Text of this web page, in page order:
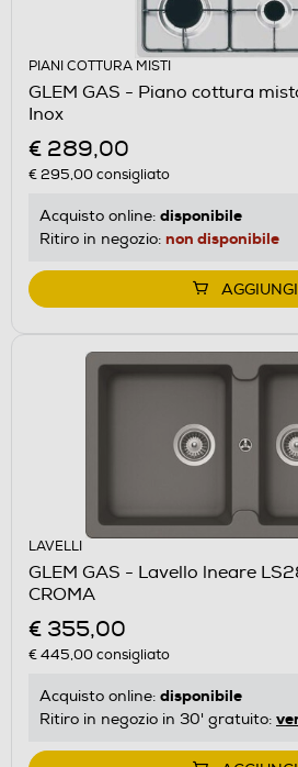
PIANI COTTURA MISTI
GLEM GAS - Piano cottura
Inox
€ 289,00
€ 295,00consigliato
Acquisto online: disponibile
Ritiro in negozio: non disponibile
AGGIUNGI
LAVELLI
GLEM GAS - Lavello lneare
CROMA
€ 355,00
€ 445,00consigliato
Acquisto online: disponibile
Ritiro in negozio in 30' gratuito: